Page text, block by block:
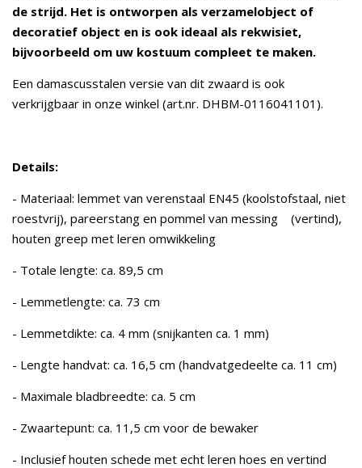
de strijd. Het is ontworpen als verzamelobject of
decoratief object en is ook ideaal als rekwisiet,
bijvoorbeeld om uw kostuum compleet te maken.
Een damascusstalen versie van dit zwaard is ook
verkrijgbaar in onze winkel (art.nr. DHBM-0116041101).
Details:
- Materiaal: lemmet van verenstaal EN45 (koolstofstaal, niet
roestvrij), pareerstang en pommel van messing (vertind),
houten greep met leren omwikkeling
- Totale lengte: ca. 89,5 cm
- Lemmetlengte: ca. 73 cm
- Lemmetdikte: ca. 4 mm (snijkanten ca. 1 mm)
- Lengte handvat: ca. 16,5 cm (handvatgedeelte ca. 11 cm)
- Maximale bladbreedte: ca. 5 cm
- Zwaartepunt: ca. 11,5 cm voor de bewaker
- Inclusief houten schede met echt leren hoes en vertind